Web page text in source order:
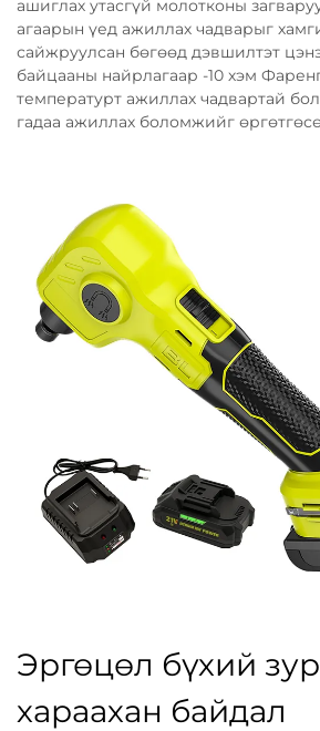
ашиглах утасгүй молотконы
агаарын үед ажиллах чадварыг
сайжруулсан бөгөөд дэвшилтэт
байцааны найрлагаар -10 хэм
температурт ажиллах чадвартай
гадаа ажиллах боломжийг
Эргөцөл бүхий
хараахан байдал